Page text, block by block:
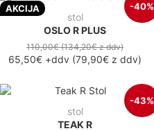
AKCIJA -40%
stol
OSLO R PLUS
110,00€(134,20€z ddv)
65,50€ +ddv (79,90€ z ddv)
-43%
stol
TEAK R